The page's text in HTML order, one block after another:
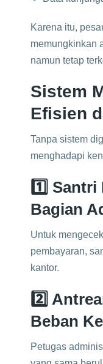
Karena itu,
memungkinkan
namun tetap
Sistem
Efisien
Tanpa sistem
menghadapi
1️⃣
Bagian
Untuk
pembayaran,
kantor.
2️⃣
Beban
Petugas